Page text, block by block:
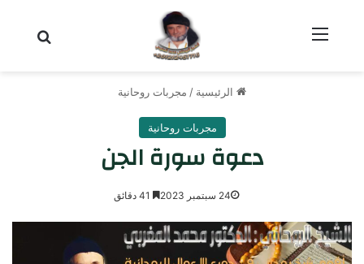
الرئيسية / مجربات روحانية
مجربات روحانية
دعوة سورة الجن
24 سبتمبر 2023